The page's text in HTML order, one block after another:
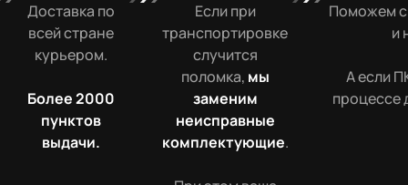
Доставка по
всей стране
курьером.
Более 2000
пунктов
выдачи.
Если при
транспортировке
случится
поломка, мы
заменим
неисправные
комплектующие.
Поможем
и
А если
процессе